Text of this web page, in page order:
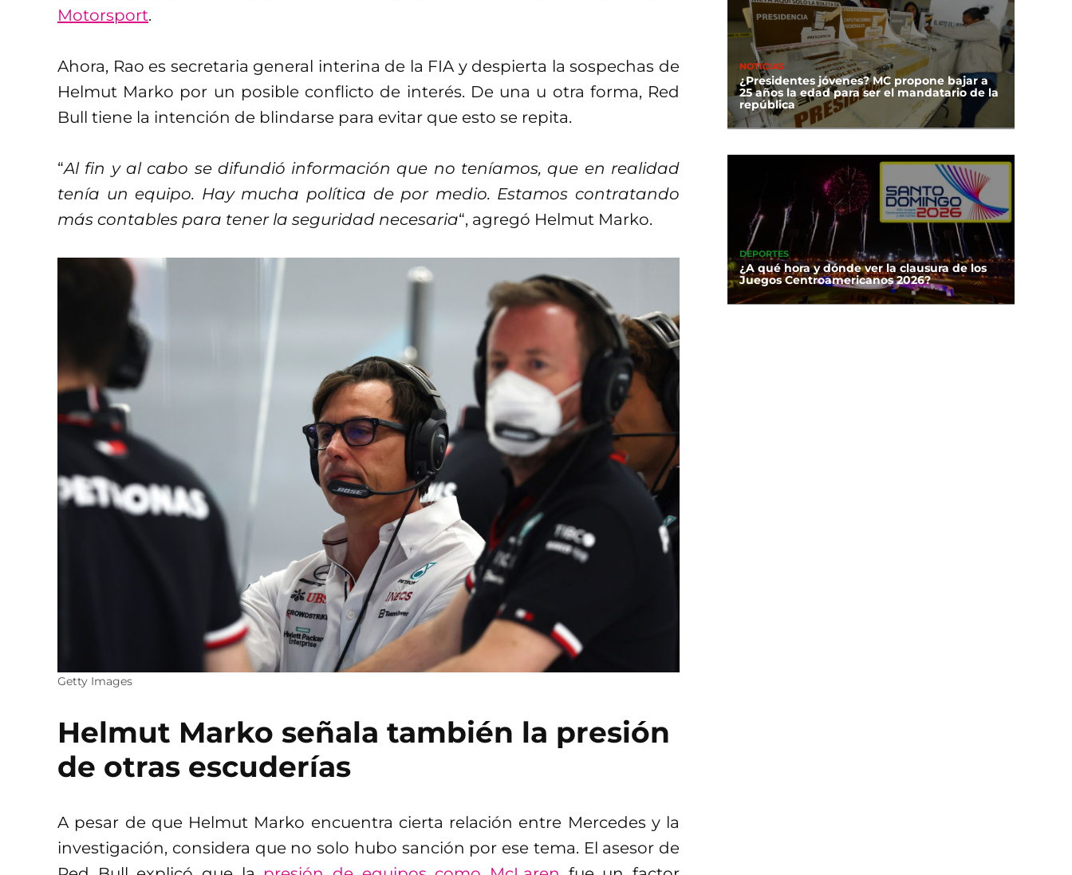
Motorsport.
Ahora, Rao es secretaria general interina de la FIA y despierta la sospechas de
Helmut Marko por un posible conflicto de interés. De una u otra forma, Red
Bull tiene la intención de blindarse para evitar que esto se repita.
“Al fin y al cabo se difundió información que no teníamos, que en realidad
tenía un equipo. Hay mucha política de por medio. Estamos contratando
más contables para tener la seguridad necesaria“, agregó Helmut Marko.
Getty Images
Helmut Marko señala también la presión
de otras escuderías
A pesar de que Helmut Marko encuentra cierta relación entre Mercedes y la
investigación, considera que no solo hubo sanción por ese tema. El asesor de
NOTICIAS
¿Presidentes jóvenes? MC propone bajar a
25 años la edad para ser el mandatario de la
república
DEPORTES
¿A qué hora y dónde ver la clausura de los
Juegos Centroamericanos 2026?